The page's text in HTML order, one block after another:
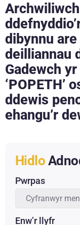
dibynnu are
deilliannau
Gadewch
‘POPETH’
ddewis
ehangu’r
Hidlo
Enw’r llyfr
Pwrpas